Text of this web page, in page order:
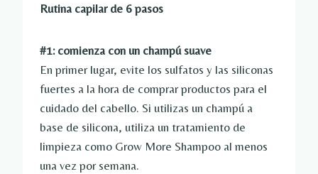
Rutina capilar de 6 pasos
#1: comienza con un champú suave
En primer lugar, evite los sulfatos y las siliconas
fuertes a la hora de comprar productos para el
cuidado del cabello. Si utilizas un champú a
base de silicona, utiliza un tratamiento de
limpieza como Grow More Shampoo al menos
una vez por semana.